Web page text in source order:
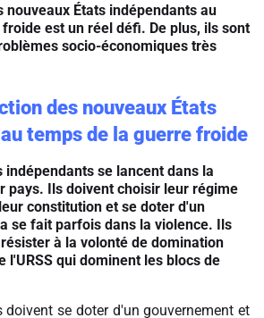
nouveaux États indépendants au
est un réel défi. De plus, ils sont
socio-économiques très
des nouveaux États
temps de la guerre froide
indépendants se lancent dans la
pays. Ils doivent choisir leur régime
constitution et se doter d'un
se fait parfois dans la violence. Ils
à la volonté de domination
l'URSS qui dominent les blocs de
doivent se doter d'un gouvernement et